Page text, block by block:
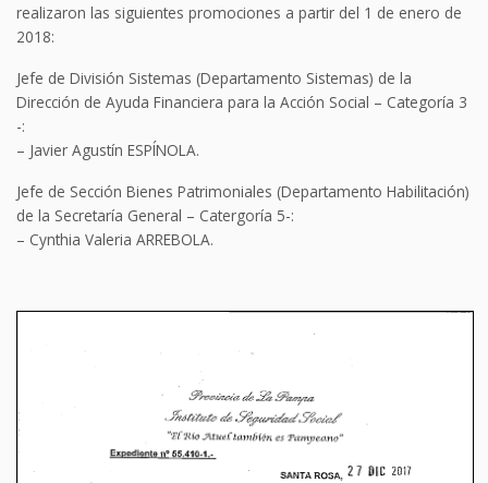
realizaron las siguientes promociones a partir del 1 de enero de
2018:
Jefe de División Sistemas (Departamento Sistemas) de la
Dirección de Ayuda Financiera para la Acción Social – Categoría 3
-:
– Javier Agustín ESPÍNOLA.
Jefe de Sección Bienes Patrimoniales (Departamento Habilitación)
de la Secretaría General – Catergoría 5-:
– Cynthia Valeria ARREBOLA.